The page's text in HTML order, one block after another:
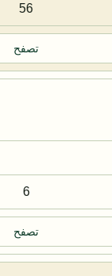
56
تصفح
6
تصفح